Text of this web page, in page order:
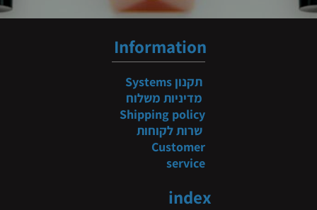
Information
תקנון Systems
מדיניות משלוח
Shipping policy
שרות לקוחות
Customer
service
index